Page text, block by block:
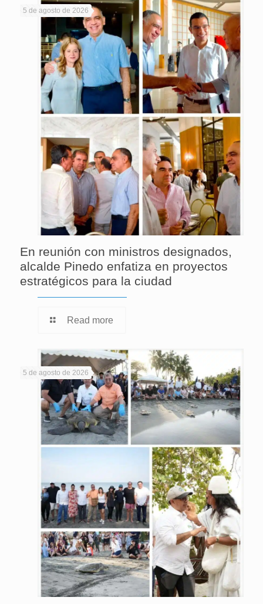
5 de agosto de 2026
En reunión con ministros designados,
alcalde Pinedo enfatiza en proyectos
estratégicos para la ciudad
Read more
5 de agosto de 2026